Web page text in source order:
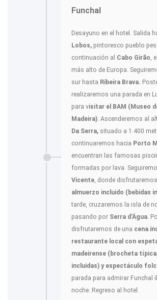
Funchal
Desayuno en el hotel. Salida
Lobos, pintoresco pueblo
continuación al Cabo Girão ,
más alto de Europa.
sur hasta Ribeira Brava.
realizaremos una parada en
para visitar el BAM (Museo
Madeira) . Ascenderemos al
Da Serra, situado a 1.400
continuaremos hacia Porto
encuentran las famosas
formadas por lava.
Vicente , donde
almuerzo incluido (bebidas
tarde, cruzaremos la isla de
pasando por Serra d’Água .
disfrutaremos de una cena
restaurante local con
madeirense (brocheta
incluidas) y espectáculo
parada para admirar Funchal
noche. Regreso al hotel.